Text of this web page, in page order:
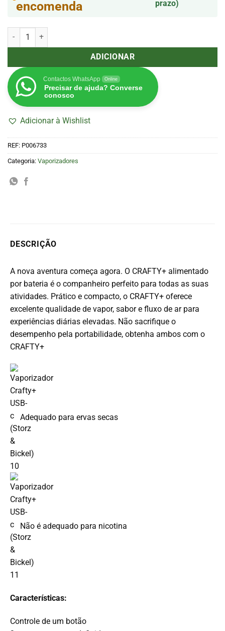
encomenda
prazo)
Quantidade de Vaporizador Crafty+ USB-c (Storz & Bickel)
ADICIONAR
Contactos WhatsApp Online
Precisar de ajuda? Converse
conosco
Adicionar à Wishlist
REF: P006733
Categoria: Vaporizadores
DESCRIÇÃO
A nova aventura começa agora. O CRAFTY+ alimentado
por bateria é o companheiro perfeito para todas as suas
atividades. Prático e compacto, o CRAFTY+ oferece
excelente qualidade de vapor, sabor e fluxo de ar para
experiências diárias elevadas. Não sacrifique o
desempenho pela portabilidade, obtenha ambos com o
CRAFTY+
Adequado para ervas secas
Não é adequado para nicotina
Características:
Controle de um botão